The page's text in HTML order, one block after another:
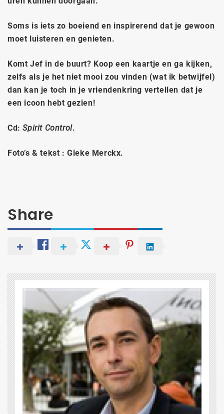
Soms is iets zo boeiend en inspirerend dat je gewoon
moet luisteren en genieten.
Komt Jef in de buurt? Koop een kaartje en ga kijken,
zelfs als je het niet mooi zou vinden (wat ik betwijfel)
dan kan je toch in je vriendenkring vertellen dat je
een icoon hebt gezien!
Cd:Spirit Control.
Foto’s & tekst : Gieke Merckx.
Share